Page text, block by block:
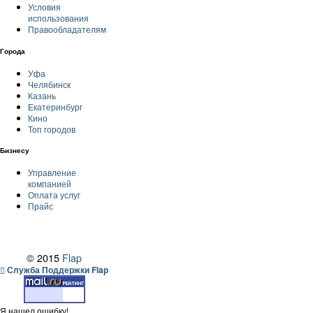
Условия
использования
Правообладателям
Города
Уфа
Челябинск
Казань
Екатеринбург
Кино
Топ городов
Бизнесу
Управление
компанией
Оплата услуг
Прайс
© 2015 Flap
Служба Поддержки Flap